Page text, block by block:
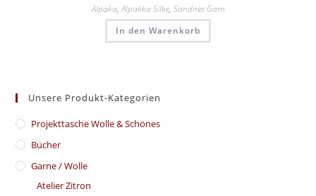
Alpaka,Alpakka Silke, Sandnes Garn
In den Warenkorb
Unsere Produkt-Kategorien
​Projekttasche Wolle & Schönes
Bücher
Garne / Wolle
Atelier Zitron